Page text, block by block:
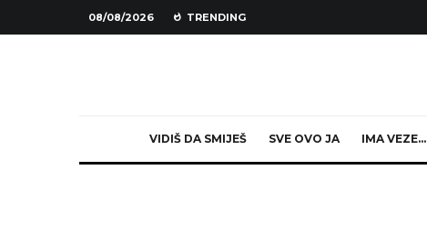
08/08/2026 TRENDING
VIDIŠ DA SMIJEŠ SVE OVO JA IMA VEZE…